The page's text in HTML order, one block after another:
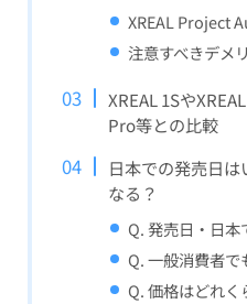
XREAL Project
注意すべきデメ
XREAL 1Sや
Pro等との比較
日本での発売日
なる？
Q. 発売日・日本
Q. 一般消費者で
Q. 価格はどれく